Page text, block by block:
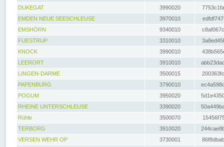
DUKEGAT
3990020
EMDEN NEUE SEESCHLEUSE
3970010
EMSHÖRN
9340010
FUESTRUP
3310010
KNOCK
3990010
LEERORT
3910010
LINGEN-DARME
3500015
PAPENBURG
3790010
POGUM
3950020
RHEINE UNTERSCHLEUSE
3390020
Rühle
3500070
TERBORG
3910020
VERSEN WEHR OP
3730001